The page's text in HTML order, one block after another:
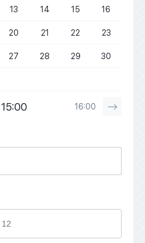
13 14 15 16
20 21 22 23
27 28 29 30
15:00 16:00